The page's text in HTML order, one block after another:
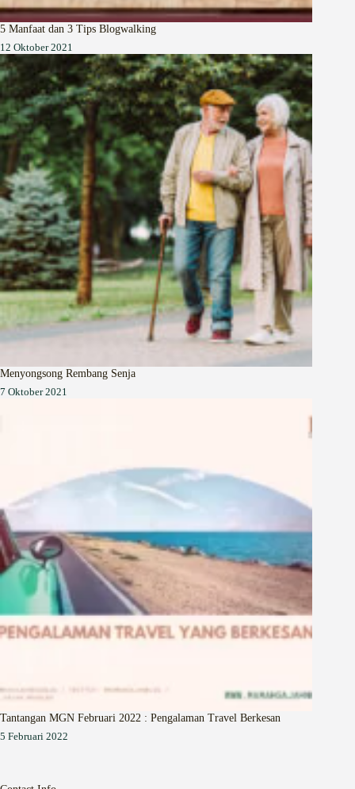
5 Manfaat dan 3 Tips Blogwalking
12 Oktober 2021
Menyongsong Rembang Senja
7 Oktober 2021
Tantangan MGN Februari 2022 : Pengalaman Travel Berkesan
5 Februari 2022